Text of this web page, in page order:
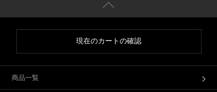
現在のカートの確認
商品一覧